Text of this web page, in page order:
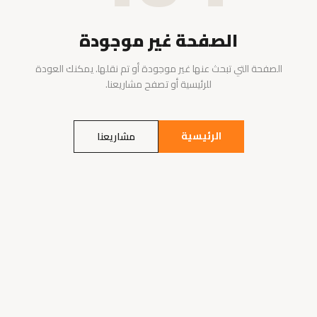
الصفحة غير موجودة
الصفحة التي تبحث عنها غير موجودة أو تم نقلها. يمكنك العودة
للرئيسية أو تصفح مشاريعنا.
الرئيسية مشاريعنا